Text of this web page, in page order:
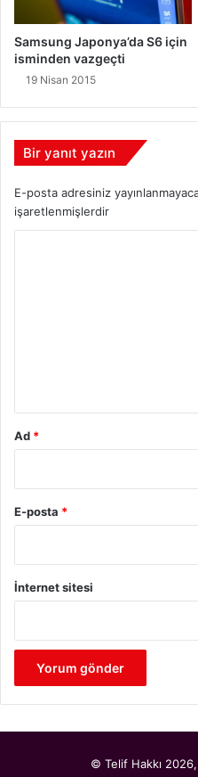
Samsung Japonya’da S6 için
isminden vazgeçti
19 Nisan 2015
Bir yanıt yazın
E-posta adresiniz
işaretlenmişlerdir
Ad *
E-posta *
İnternet sitesi
© Telif Hakkı 2026,